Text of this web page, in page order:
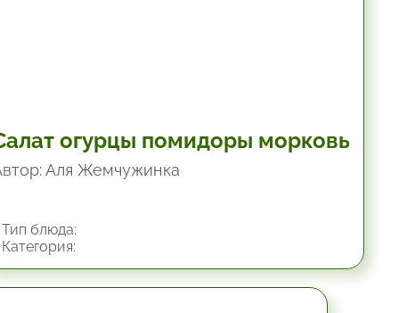
огурцы помидоры морковь
Аля Жемчужинка
блюда: